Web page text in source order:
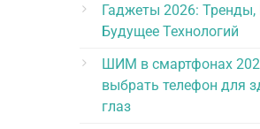
Гаджеты 2026: Тренды,
Будущее Технологий
ШИМ в смартфонах
выбрать телефон для
глаз